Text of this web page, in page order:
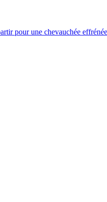
pour une chevauchée